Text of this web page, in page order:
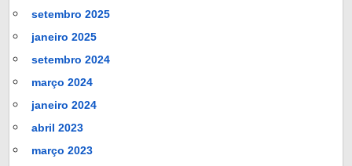
setembro 2025
janeiro 2025
setembro 2024
março 2024
janeiro 2024
abril 2023
março 2023